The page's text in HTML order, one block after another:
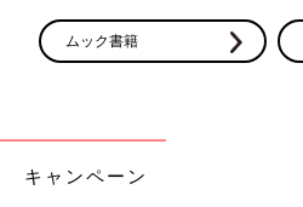
ムック書籍
キャンペーン